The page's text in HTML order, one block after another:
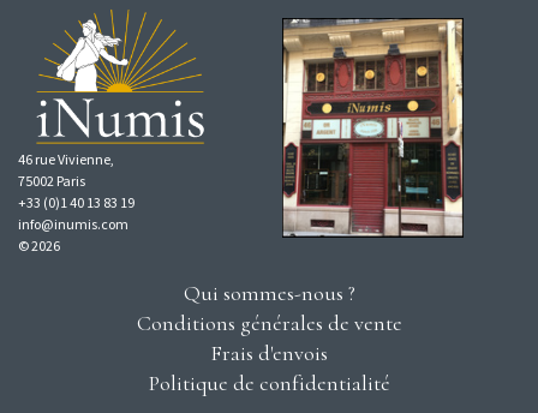
46 rue Vivienne,
75002 Paris
+33 (0)1 40 13 83 19
info@inumis.com
© 2026
Qui sommes-nous ?
Conditions générales de vente
Frais d'envois
Politique de confidentialité